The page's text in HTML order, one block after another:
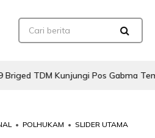
Kunjungi Pos Gabma Temajuk
• POLHUKAM • SLIDER UTAMA